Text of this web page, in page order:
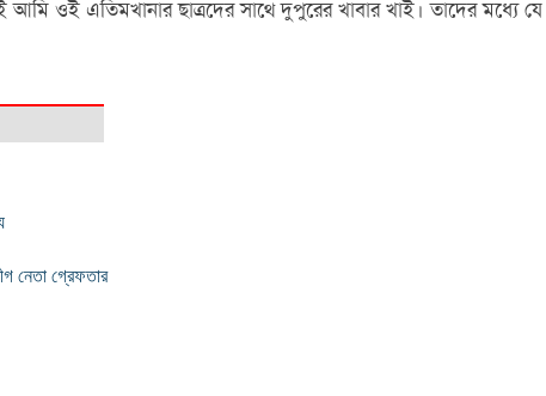
ওই এতিমখানার ছাত্রদের সাথে দুপুরের খাবার খাই। তাদের মধ্যে
নেতা গ্রেফতার